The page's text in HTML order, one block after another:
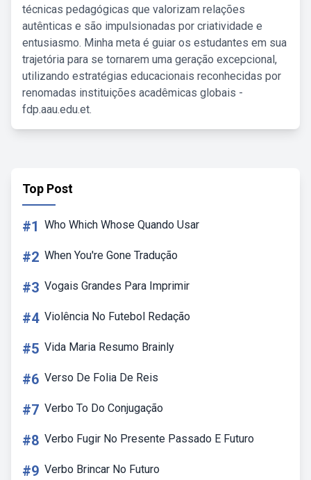
técnicas pedagógicas que valorizam relações
autênticas e são impulsionadas por criatividade e
entusiasmo. Minha meta é guiar os estudantes em sua
trajetória para se tornarem uma geração excepcional,
utilizando estratégias educacionais reconhecidas por
renomadas instituições acadêmicas globais -
fdp.aau.edu.et.
Top Post
#1 Who Which Whose Quando Usar
#2 When You're Gone Tradução
#3 Vogais Grandes Para Imprimir
#4 Violência No Futebol Redação
#5 Vida Maria Resumo Brainly
#6 Verso De Folia De Reis
#7 Verbo To Do Conjugação
#8 Verbo Fugir No Presente Passado E Futuro
#9 Verbo Brincar No Futuro